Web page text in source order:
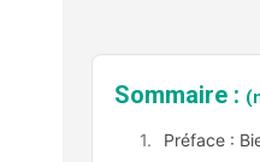
Sommaire :
Préface :